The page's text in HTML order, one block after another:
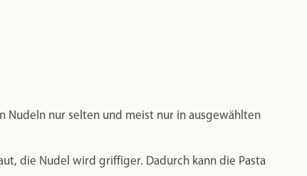
Nudeln nur selten und meist nur in ausgewählten
die Nudel wird griffiger. Dadurch kann die Pasta